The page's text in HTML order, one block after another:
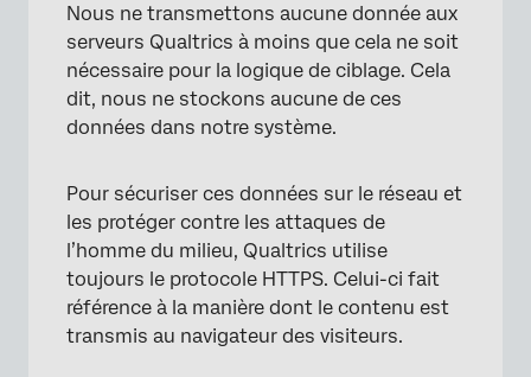
×
Nous ne transmettons aucune donnée aux
serveurs Qualtrics à moins que cela ne soit
nécessaire pour la logique de ciblage. Cela
dit, nous ne stockons aucune de ces
données dans notre système.
Pour sécuriser ces données sur le réseau et
les protéger contre les attaques de
l’homme du milieu, Qualtrics utilise
toujours le protocole HTTPS. Celui-ci fait
référence à la manière dont le contenu est
transmis au navigateur des visiteurs.